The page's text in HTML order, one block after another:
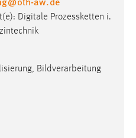
Bildverarbeitung